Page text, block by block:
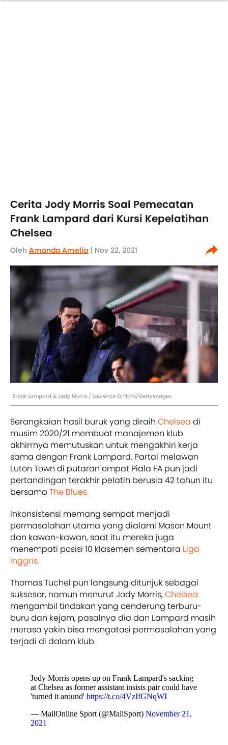
Cerita Jody Morris Soal Pemecatan
Frank Lampard dari Kursi Kepelatihan
Chelsea
Oleh Amanda Amelia | Nov 22, 2021
Frank Lampard & Jody Morris / Laurence Griffiths/GettyImages
Serangkaian hasil buruk yang diraih Chelsea di
musim 2020/21 membuat manajemen klub
akhirrnya memutuskan untuk mengakhiri kerja
sama dengan Frank Lampard. Partai melawan
Luton Town di putaran empat Piala FA pun jadi
pertandingan terakhir pelatih berusia 42 tahun itu
bersama The Blues.
Inkonsistensi memang sempat menjadi
permasalahan utama yang dialami Mason Mount
dan kawan-kawan, saat itu mereka juga
menempati posisi 10 klasemen sementara Liga
Inggris.
Thomas Tuchel pun langsung ditunjuk sebagai
suksesor, namun menurut Jody Morris,Chelsea
mengambil tindakan yang cenderung terburu-
buru dan kejam, pasalnya dia dan Lampard masih
merasa yakin bisa mengatasi permasalahan yang
terjadi di dalam klub.
Jody Morris opens up on Frank Lampard's sacking
at Chelsea as former assistant insists pair could have
'turned it around' https://t.co/4VzIfGNqWI
— MailOnline Sport (@MailSport) November 21,
2021